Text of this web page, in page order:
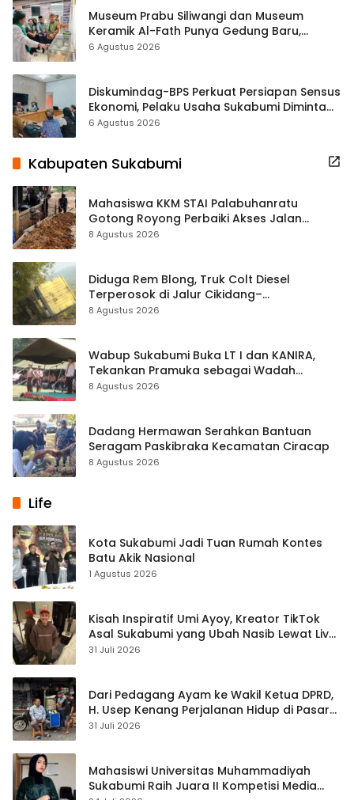
Museum Prabu Siliwangi dan Museum
Keramik Al-Fath Punya Gedung Baru,
Hampir 500 Koleksi Dipisahkan
6 Agustus 2026
Diskumindag-BPS Perkuat Persiapan Sensus
Ekonomi, Pelaku Usaha Sukabumi Diminta
Terbuka Beri Data
6 Agustus 2026
Kabupaten Sukabumi
Mahasiswa KKM STAI Palabuhanratu
Gotong Royong Perbaiki Akses Jalan
Majelis Ta’lim di Sagaranten
8 Agustus 2026
Diduga Rem Blong, Truk Colt Diesel
Terperosok di Jalur Cikidang–
Palabuhanratu
8 Agustus 2026
Wabup Sukabumi Buka LT I dan KANIRA,
Tekankan Pramuka sebagai Wadah
Pembentukan Karakter
8 Agustus 2026
Dadang Hermawan Serahkan Bantuan
Seragam Paskibraka Kecamatan Ciracap
8 Agustus 2026
Life
Kota Sukabumi Jadi Tuan Rumah Kontes
Batu Akik Nasional
1 Agustus 2026
Kisah Inspiratif Umi Ayoy, Kreator TikTok
Asal Sukabumi yang Ubah Nasib Lewat Live
Streaming
31 Juli 2026
Dari Pedagang Ayam ke Wakil Ketua DPRD,
H. Usep Kenang Perjalanan Hidup di Pasar
Cisaat
31 Juli 2026
Mahasiswi Universitas Muhammadiyah
Sukabumi Raih Juara II Kompetisi Media